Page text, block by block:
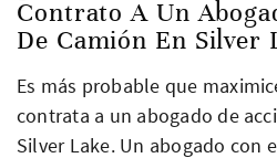
Contrato A Un
De Camión En Silver
Es más probable que
contrata a un abogado de
Silver Lake. Un abogado con